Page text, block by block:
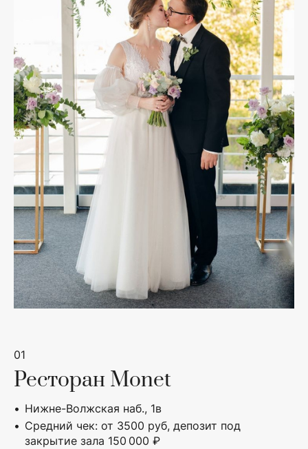
01
Ресторан Monet
Нижне-Волжская наб., 1в
Средний чек: от 3500 руб, депозит под
закрытие зала 150 000 ₽